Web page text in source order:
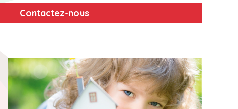
Contactez-nous